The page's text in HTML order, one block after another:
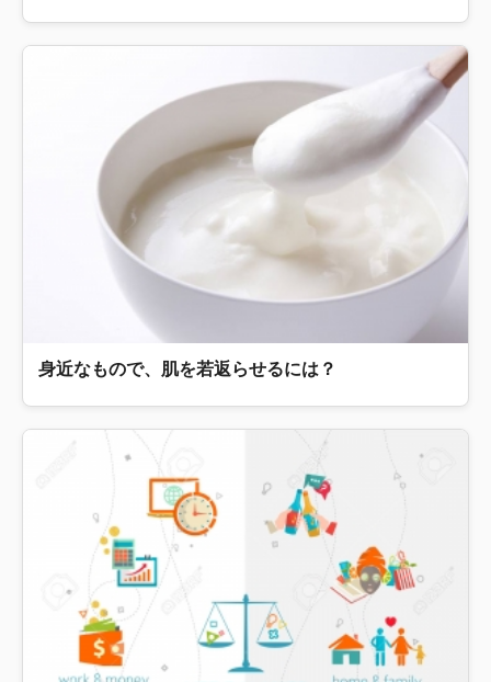
身近なもので、肌を若返らせるには？